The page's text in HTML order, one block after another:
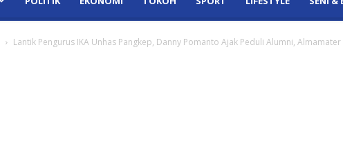
Lantik Pengurus IKA Unhas Pangkep, Danny Pomanto Ajak Peduli Alumni, Almamater